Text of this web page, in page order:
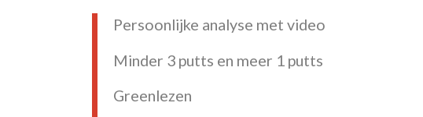
Persoonlijke analyse met video
Minder 3 putts en meer 1 putts
Greenlezen